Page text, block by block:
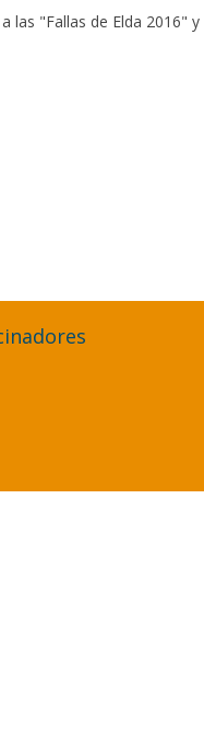
"Fallas de Elda 2016"